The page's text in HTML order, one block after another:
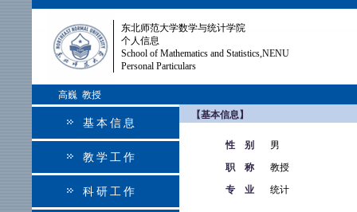
东北师范大学数学与统计学院
个人信息
School of Mathematics and Statistics,NENU
Personal Particulars
高巍 教授
基本信息
教学工作
科研工作
【基本信息】
性 别
男
职 称
教授
专 业
统计